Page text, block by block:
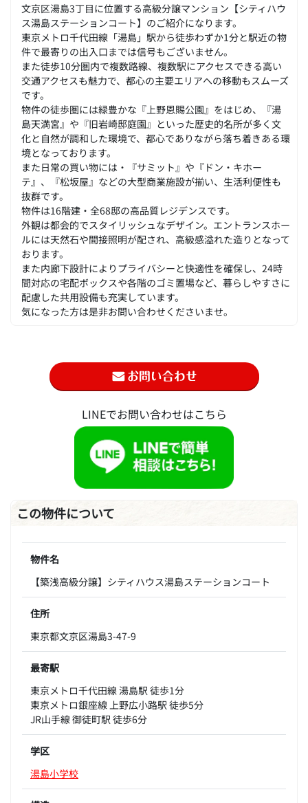
文京区湯島3丁目に位置する高級分譲マンション【シティハウ
ス湯島ステーションコート】のご紹介になります。
東京メトロ千代田線「湯島」駅から徒歩わずか1分と駅近の物
件で最寄りの出入口までは信号もございません。
また徒歩10分圏内で複数路線、複数駅にアクセスできる高い
交通アクセスも魅力で、都心の主要エリアへの移動もスムーズ
です。
物件の徒歩圏には緑豊かな『上野恩賜公園』をはじめ、『湯
島天満宮』や『旧岩崎邸庭園』といった歴史的名所が多く文
化と自然が調和した環境で、都心でありながら落ち着きある環
境となっております。
また日常の買い物には・『サミット』や『ドン・キホー
テ』、『松坂屋』などの大型商業施設が揃い、生活利便性も
抜群です。
物件は16階建・全68邸の高品質レジデンスです。
外観は都会的でスタイリッシュなデザイン。エントランスホー
ルには天然石や間接照明が配され、高級感溢れた造りとなって
おります。
また内廊下設計によりプライバシーと快適性を確保し、24時
間対応の宅配ボックスや各階のゴミ置場など、暮らしやすさに
配慮した共用設備も充実しています。
気になった方は是非お問い合わせくださいませ。
LINEでお問い合わせはこちら
この物件について
物件名
【築浅高級分譲】シティハウス湯島ステーションコート
住所
東京都文京区湯島3-47-9
最寄駅
東京メトロ千代田線 湯島駅 徒歩1分
東京メトロ銀座線 上野広小路駅 徒歩5分
JR山手線 御徒町駅 徒歩6分
学区
湯島小学校